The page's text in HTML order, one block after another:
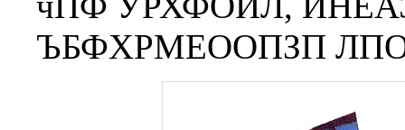
ЪБФХРМЕООПЗП